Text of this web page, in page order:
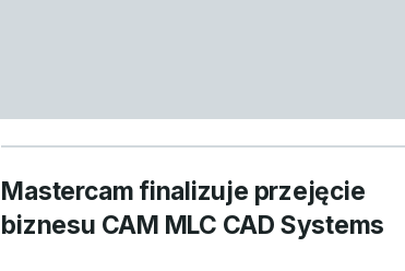
Mastercam finalizuje przejęcie
biznesu CAM MLC CAD Systems